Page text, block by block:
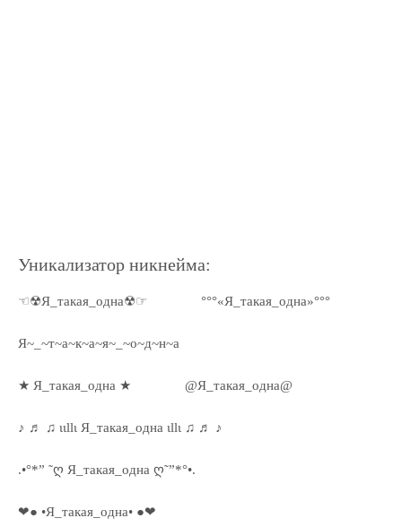
Уникализатор никнейма:
☜☢Я_такая_одна☢☞ °°°«Я_такая_одна»°°°
Я~_~т~а~к~а~я~_~о~д~н~а
★ Я_такая_одна ★ @Я_такая_одна@
♪ ♬ ♫ ιιllι Я_такая_одна ιllι ♫ ♬ ♪
.•°*” ˜ღ Я_такая_одна ღ˜”*°•.
❤● •Я_такая_одна• ●❤